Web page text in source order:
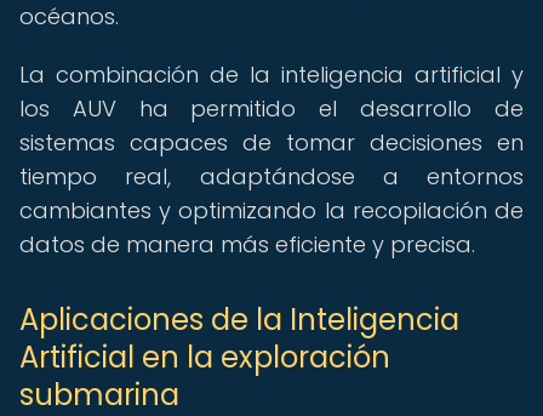
océanos.
La combinación de la inteligencia artificial y
los AUV ha permitido el desarrollo de
sistemas capaces de tomar decisiones en
tiempo real, adaptándose a entornos
cambiantes y optimizando la recopilación de
datos de manera más eficiente y precisa.
Aplicaciones de la Inteligencia
Artificial en la exploración
submarina